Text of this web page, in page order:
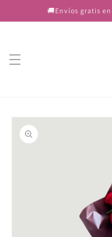
directamente
al contenido
🚚Envíos gratis
directamente
a la
información